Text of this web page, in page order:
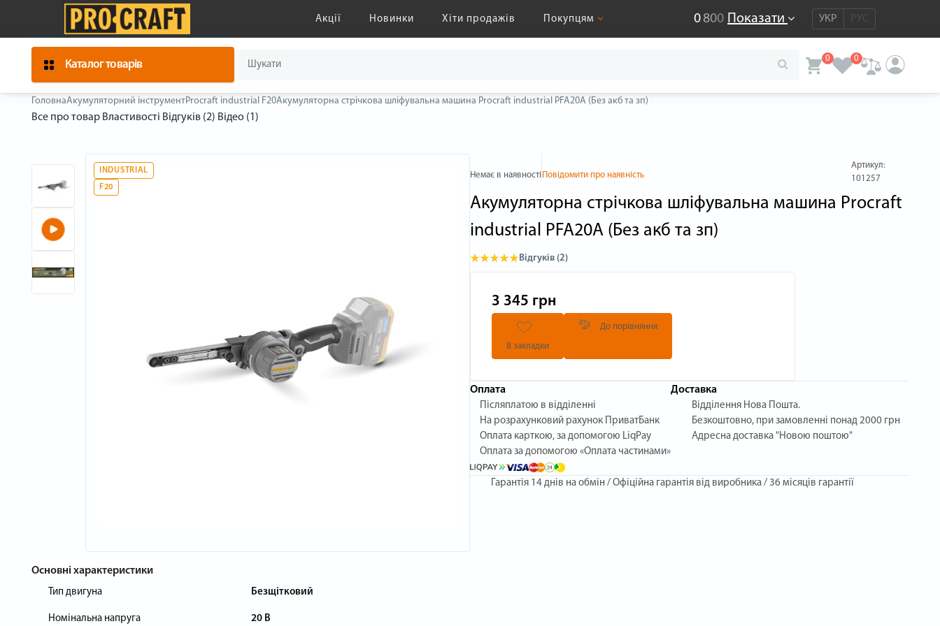
Акції Новинки Хіти продажів Покупцям 0800 Показати УКР РУС
Каталог товарів
0 0
ГоловнаАкумуляторний інструментProcraft industrial F20Акумуляторна стрічкова шліфувальна машина Procraft industrial PFA20A (Без акб та зп)
Все про товар Властивості Відгуків (2) Відео (1)
INDUSTRIAL
F20
Основні характеристики
Тип двигуна Безщітковий
Номінальна напруга 20 В
Немає в наявності Повідомити про наявність
Артикул:
101257
Акумуляторна стрічкова шліфувальна машина Procraft
industrial PFA20A (Без акб та зп)
Відгуків (2)
3 345 грн
В закладки
До порівняння
Оплата
Післяплатою в відділенні
На розрахунковий рахунок ПриватБанк
Оплата карткою, за допомогою LiqPay
Оплата за допомогою «Оплата частинами»
Доставка
Відділення Нова Пошта.
Безкоштовно, при замовленні понад 2000 грн
Адресна доставка "Новою поштою"
Гарантія 14 днів на обмін / Офіційна гарантія від виробника / 36 місяців гарантії